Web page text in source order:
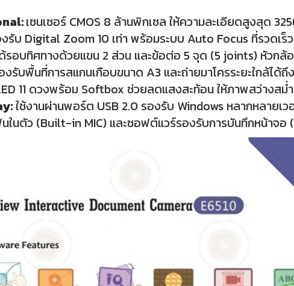
เซนเซอร์ CMOS 8 ล้านพิกเซล ให้ความละเอียดสูงสุด
รับ Digital Zoom 10 เท่า พร้อมระบบ Auto Focus ที่รวดเร็
รอบทิศทางด้วยแขน 2 ส่วน และข้อต่อ 5 จุด (5 joints) หัวกล้
งรับพื้นที่การสแกนเกือบขนาด A3 และถ่ายมาโครระยะใกล้ได้ถึ
11 ดวงพร้อม Softbox ช่วยลดแสงสะท้อน ให้ภาพสว่างสม่
ใช้งานผ่านพอร์ต USB 2.0 รองรับ Windows หลากหลายเว
นในตัว (Built-in MIC) และซอฟต์แวร์รองรับการบันทึกหน้าจอ